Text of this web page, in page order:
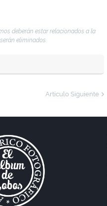
deberán estar relacionados a la
eliminados.
Artículo Siguiente